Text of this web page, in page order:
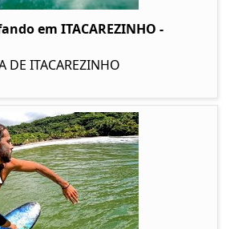
em ITACAREZINHO -
DE ITACAREZINHO